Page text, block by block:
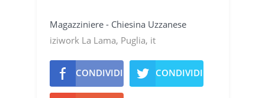
Magazziniere - Chiesina Uzzanese
iziwork La Lama, Puglia, it
CONDIVIDI CONDIVIDI